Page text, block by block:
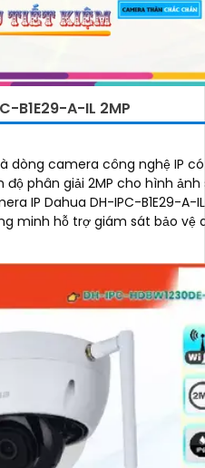
B1E29-A-IL 2MP
dòng camera công nghệ IP
phân giải 2MP cho hình
IP Dahua DH-IPC-B1E29-A-
minh hỗ trợ giám sát bảo vệ